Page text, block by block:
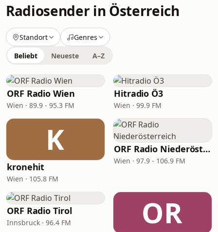
Radiosender in Österreich
Standort Genres
Beliebt Neueste A–Z
ORF Radio Wien
Wien · 89.9 - 95.3 FM
Hitradio Ö3
Wien · 99.9 FM
K
kronehit
Wien · 105.8 FM
ORF Radio Niederösterreich
Wien · 97.9 - 106.9 FM
ORF Radio Tirol
Innsbruck · 96.4 FM OR